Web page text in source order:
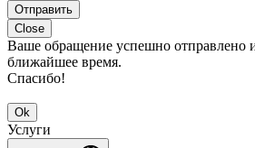
Отправить
Close
Ваше обращение успешно отправлено
ближайшее время.
Спасибо!
Ok
Услуги